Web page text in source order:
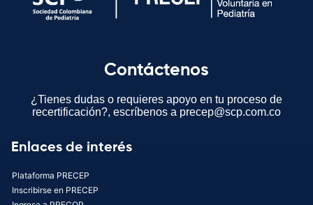
Contáctenos
¿Tienes dudas o requieres apoyo en tu proceso de
recertificación?, escríbenos a precep@scp.com.co
Enlaces de interés
Plataforma PRECEP
Inscribirse en PRECEP